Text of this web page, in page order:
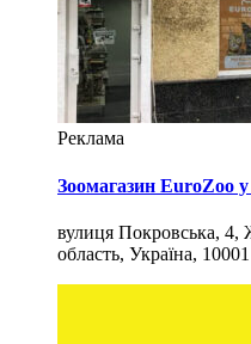
Реклама
Зоомагазин EuroZoo
вулиця Покровська,
область, Україна, 10001